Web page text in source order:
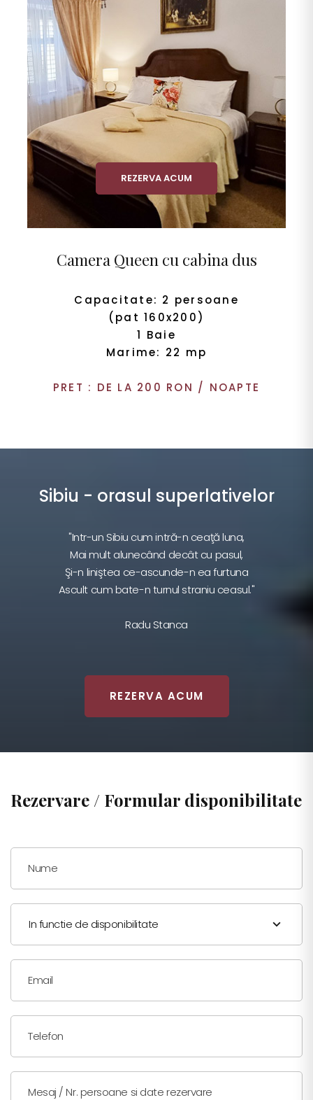
REZERVA ACUM
Camera Queen cu cabina dus
Capacitate: 2 persoane
(pat 160x200)
1 Baie
Marime: 22 mp
PRET : DE LA 200 RON / NOAPTE
Sibiu - orasul superlativelor
"Intr-un Sibiu cum intră-n ceaţă luna,
Mai mult alunecând decât cu pasul,
Şi-n liniştea ce-ascunde-n ea furtuna
Ascult cum bate-n turnul straniu ceasul."
Radu Stanca
REZERVA ACUM
Rezervare / Formular disponibilitate
Nume
In functie de disponibilitate
Email
Telefon
Mesaj / Nr. persoane si date rezervare